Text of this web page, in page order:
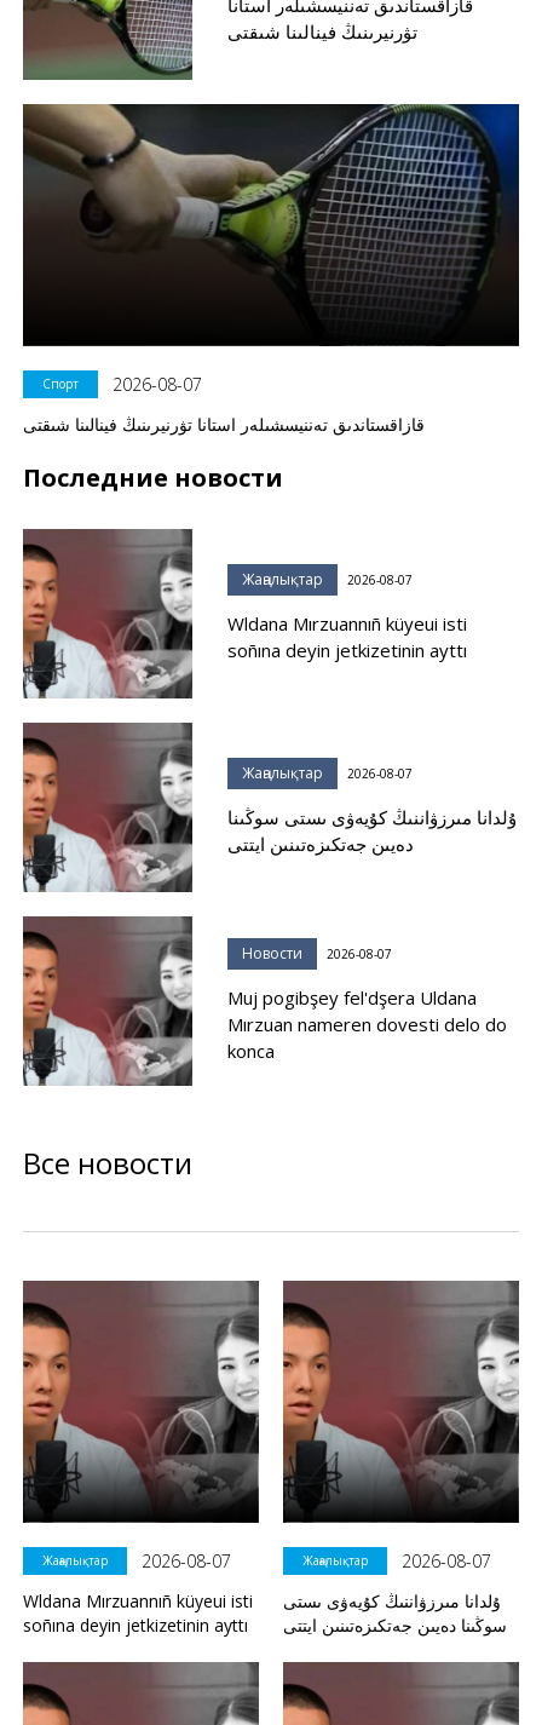
قازاقستاندىق تەننيسشىلەر استانا
تۋرنيرىنىڭ فينالىنا شىقتى
Спорт
2026-08-07
قازاقستاندىق تەننيسشىلەر استانا تۋرنيرىنىڭ فينالىنا شىقتى
Последние новости
Жаңалықтар 2026-08-07
Wldana Mırzuannıñ küyeui isti
soñına deyin jetkizetinin ayttı
Жаңалықтар 2026-08-07
ۇلدانا مىرزۋاننىڭ كۇيەۋى ىستى سوڭىنا
دەيىن جەتكىزەتىنىن ايتتى
Новости 2026-08-07
Muj pogibşey fel'dşera Uldana
Mırzuan nameren dovesti delo do
konca
Все новости
Жаңалықтар
2026-08-07
Wldana Mırzuannıñ küyeui isti
soñına deyin jetkizetinin ayttı
Жаңалықтар
2026-08-07
ۇلدانا مىرزۋاننىڭ كۇيەۋى ىستى
سوڭىنا دەيىن جەتكىزەتىنىن ايتتى